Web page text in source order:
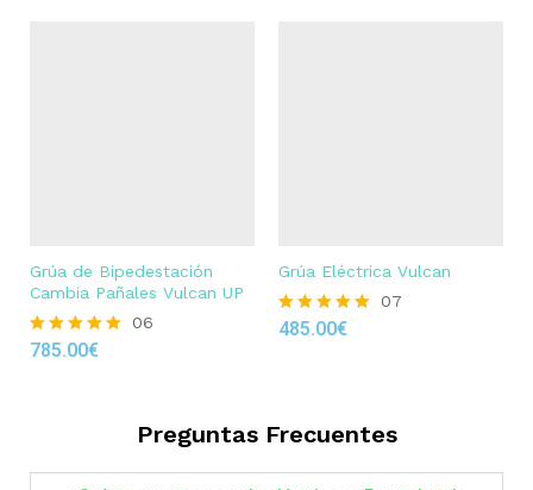
Grúa de Bipedestación
Cambia Pañales Vulcan UP
Rated
06
785.00€
Grúa Eléctrica Vulcan
Rated
07
485.00€
Preguntas Frecuentes